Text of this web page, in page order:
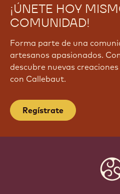
¡ÚNETE HOY
COMUNIDAD!
Forma parte de una
artesanos apasionados.
descubre nuevas
con Callebaut.
Regístrate